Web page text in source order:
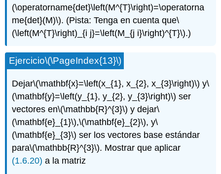
(\operatorname{det}\left(M^{T}\right)=\operatorna
me{det}(M)\). (Pista: Tenga en cuenta que\
(\left(M^{T}\right)_{i j}=\left(M_{j i}\right)^{T}\).)
Ejercicio\(\PageIndex{13}\)
Dejar\(\mathbf{x}=\left(x_{1}, x_{2}, x_{3}\right)\) y\
(\mathbf{y}=\left(y_{1}, y_{2}, y_{3}\right)\) ser
vectores en\(\mathbb{R}^{3}\) y dejar\
(\mathbf{e}_{1}\),\(\mathbf{e}_{2}\), y\
(\mathbf{e}_{3}\) ser los vectores base estándar
para\(\mathbb{R}^{3}\). Mostrar que aplicar
(1.6.20) a la matriz